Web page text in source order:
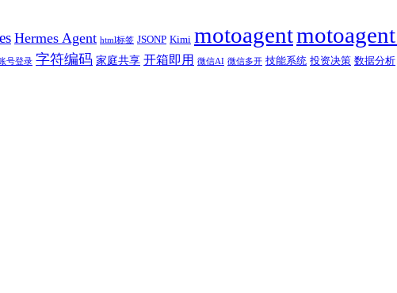
Hermes Agent html标签 JSONP Kimi motoagent
号登录 字符编码 家庭共享 开箱即用 微信AI 微信多开 技能系统 投资决策 数据分析